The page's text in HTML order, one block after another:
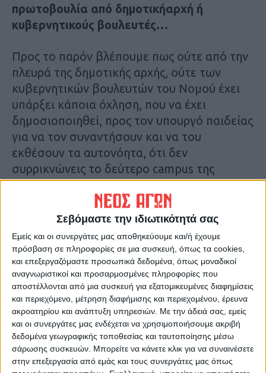
Σεβόμαστε την ιδιωτικότητά σας
Εμείς και οι συνεργάτες μας αποθηκεύουμε και/ή έχουμε
πρόσβαση σε πληροφορίες σε μια συσκευή, όπως τα cookies,
και επεξεργαζόμαστε προσωπικά δεδομένα, όπως μοναδικοί
αναγνωριστικοί και προσαρμοσμένες πληροφορίες που
αποστέλλονται από μια συσκευή για εξατομικευμένες διαφημίσεις
και περιεχόμενο, μέτρηση διαφήμισης και περιεχομένου, έρευνα
ακροατηρίου και ανάπτυξη υπηρεσιών. Με την άδειά σας, εμείς
και οι συνεργάτες μας ενδέχεται να χρησιμοποιήσουμε ακριβή
δεδομένα γεωγραφικής τοποθεσίας και ταυτοποίησης μέσω
σάρωσης συσκευών. Μπορείτε να κάνετε κλικ για να συναινέσετε
στην επεξεργασία από εμάς και τους συνεργάτες μας όπως
πρωτοβουλία από δημοτικήαρχή ή
κυβερνητικούς βουλευτές…
Προς το παρόν βλέπουμε πως ούτε από την
πλευρά της δημοτικής αρχής, ούτε των
κυβερνητικών βουλευτών του Νομού έχει
υπάρξει κάποια όχληση, που να έχει
δημοσιοποιηθεί, προς τον υπουργό παιδείας
για να τον συναντήσουν και να του
εκθέσουν τα αυτονόητα, ότι δεν
συρρικνώνεις το δεύτερο campus της
Θεσσαλίας και κεντρικής Ελλάδας, ούτε
μεταφέρεις σχολές από τη μία πόλη στην
άλλη (περίπτωση τμήματος
Διατροφολογίας) επειδή πρόλαβαν οι
Τρικαλινοί και σε συνάντησαν πριν τη
διαβούλευση και ασκήθηκαν πιέσεις πέρα
από το δήμαρχο και από τους εκεί
κυβερνητικούς βουλευτές. Με εξαίρεση τον
αντιπεριφερειάρχη Βασίλη Τσιάκο,
παρακολουθούμε ότι για το μείζον αυτό
θέμα που αφορά την πνευματική και
ακαδημαϊκή υποβάθμιση της Καρδίτσας,